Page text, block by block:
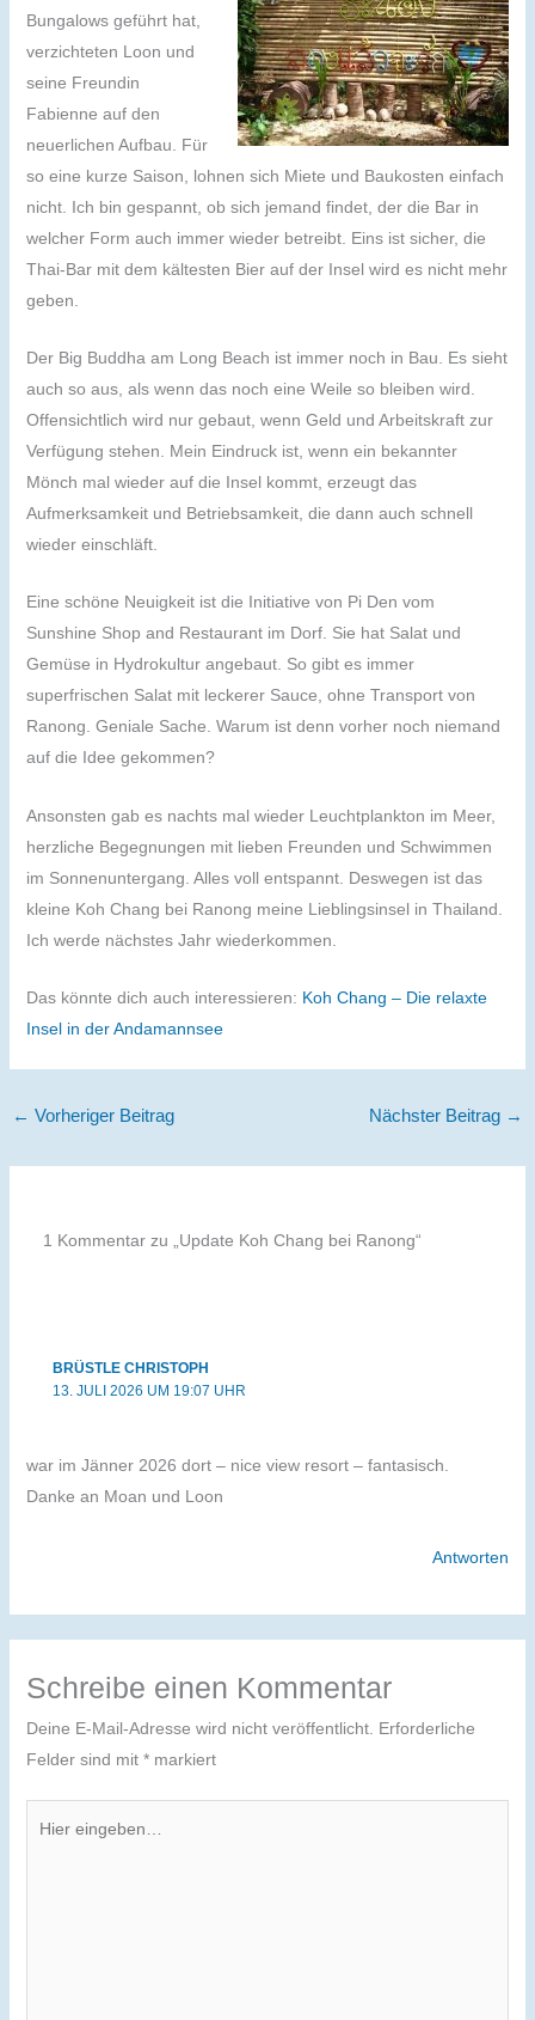
Bungalows geführt hat,
verzichteten Loon und
seine Freundin
Fabienne auf den
neuerlichen Aufbau. Für
so eine kurze Saison, lohnen sich Miete und Baukosten einfach
nicht. Ich bin gespannt, ob sich jemand findet, der die Bar in
welcher Form auch immer wieder betreibt. Eins ist sicher, die
Thai-Bar mit dem kältesten Bier auf der Insel wird es nicht mehr
geben.
Der Big Buddha am Long Beach ist immer noch in Bau. Es sieht
auch so aus, als wenn das noch eine Weile so bleiben wird.
Offensichtlich wird nur gebaut, wenn Geld und Arbeitskraft zur
Verfügung stehen. Mein Eindruck ist, wenn ein bekannter
Mönch mal wieder auf die Insel kommt, erzeugt das
Aufmerksamkeit und Betriebsamkeit, die dann auch schnell
wieder einschläft.
Eine schöne Neuigkeit ist die Initiative von Pi Den vom
Sunshine Shop and Restaurant im Dorf. Sie hat Salat und
Gemüse in Hydrokultur angebaut. So gibt es immer
superfrischen Salat mit leckerer Sauce, ohne Transport von
Ranong. Geniale Sache. Warum ist denn vorher noch niemand
auf die Idee gekommen?
Ansonsten gab es nachts mal wieder Leuchtplankton im Meer,
herzliche Begegnungen mit lieben Freunden und Schwimmen
im Sonnenuntergang. Alles voll entspannt. Deswegen ist das
kleine Koh Chang bei Ranong meine Lieblingsinsel in Thailand.
Ich werde nächstes Jahr wiederkommen.
Das könnte dich auch interessieren: Koh Chang – Die relaxte
Insel in der Andamannsee
← Vorheriger Beitrag Nächster Beitrag →
1 Kommentar zu „Update Koh Chang bei Ranong“
BRÜSTLE CHRISTOPH
13. JULI 2026 UM 19:07 UHR
war im Jänner 2026 dort – nice view resort – fantasisch.
Danke an Moan und Loon
Antworten
Schreibe einen Kommentar
Deine E-Mail-Adresse wird nicht veröffentlicht. Erforderliche
Felder sind mit *markiert